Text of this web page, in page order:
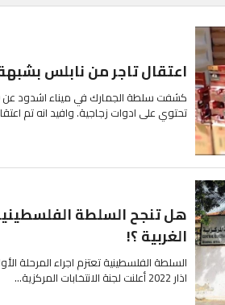
اعتقال تاجر من نابلس
تحتوي على ادوات زجاجية. وافيد انه تم
هل تنجح السلطة
الغربية ؟!
اذار 2022 أعلنت لجنة الانتخابات المركزية...